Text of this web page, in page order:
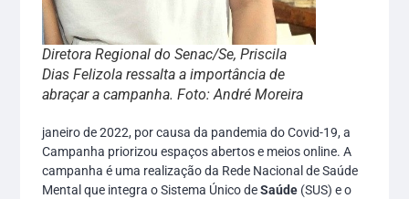
Diretora Regional do Senac/Se, Priscila
Dias Felizola ressalta a importância de
abraçar a campanha. Foto: André Moreira
janeiro de 2022, por causa da pandemia do Covid-19, a
Campanha priorizou espaços abertos e meios online. A
campanha é uma realização da Rede Nacional de Saúde
Mental que integra o Sistema Único deSaúde (SUS) e o